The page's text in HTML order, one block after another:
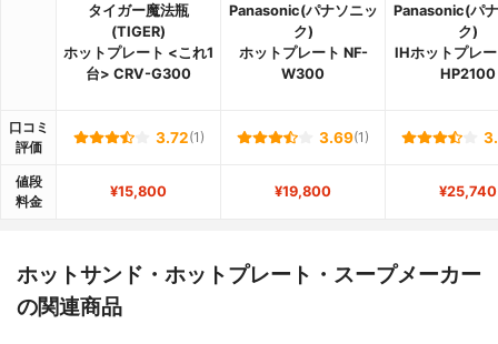
タイガー魔法瓶
(TIGER)
ホットプレート <これ1
台> CRV-G300
Panasonic(パナソニッ
ク)
ホットプレート NF-
W300
Panasonic(パ
ク)
IHホットプレ
HP2100
口コミ
評価
3.72(1) 3.69(1)
値段
料金
¥15,800 ¥19,800 ¥25,740
ホットサンド・ホットプレート・スープメーカー
の関連商品